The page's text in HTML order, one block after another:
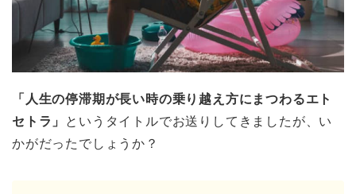
「人生の停滞期が長い時の乗り越え方にまつわるエト
セトラ」
というタイトルでお送りしてきましたが、い
かがだったでしょうか？